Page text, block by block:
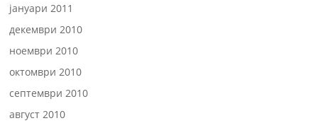
јануари 2011
декември 2010
ноември 2010
октомври 2010
септември 2010
август 2010